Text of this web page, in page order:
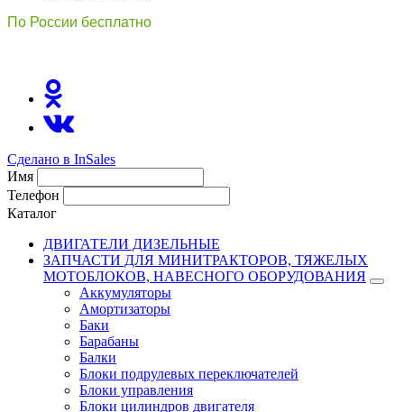
По России бесплатно
Сделано в InSales
Имя
Телефон
Каталог
ДВИГАТЕЛИ ДИЗЕЛЬНЫЕ
ЗАПЧАСТИ ДЛЯ МИНИТРАКТОРОВ, ТЯЖЕЛЫХ
МОТОБЛОКОВ, НАВЕСНОГО ОБОРУДОВАНИЯ
Аккумуляторы
Амортизаторы
Баки
Барабаны
Балки
Блоки подрулевых переключателей
Блоки управления
Блоки цилиндров двигателя